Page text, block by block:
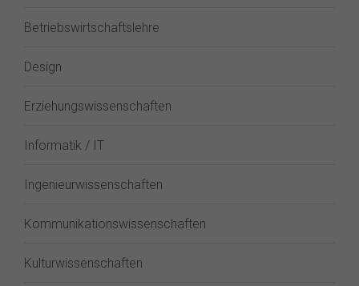
Betriebswirtschaftslehre
Design
Erziehungswissenschaften
Informatik / IT
Ingenieurwissenschaften
Kommunikationswissenschaften
Kulturwissenschaften